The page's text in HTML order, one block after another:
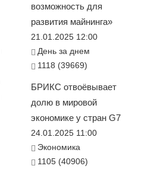
возможность для
развития майнинга»
21.01.2025 12:00
День за днем
1118 (39669)
БРИКС отвоёвывает
долю в мировой
экономике у стран G7
24.01.2025 11:00
Экономика
1105 (40906)